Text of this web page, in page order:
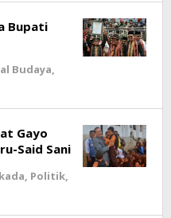
Bupati
Budaya,
Gayo
Said Sani
, Politik,